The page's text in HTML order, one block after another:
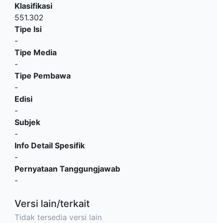
Klasifikasi
551.302
Tipe Isi
-
Tipe Media
-
Tipe Pembawa
-
Edisi
-
Subjek
-
Info Detail Spesifik
-
Pernyataan Tanggungjawab
-
Versi lain/terkait
Tidak tersedia versi lain